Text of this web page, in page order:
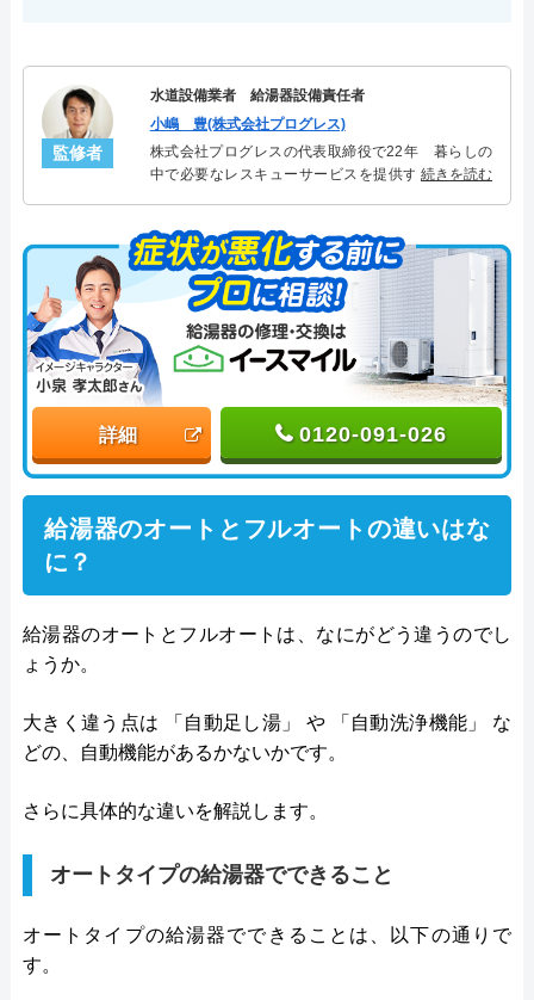
監修者
水道設備業者 給湯器設備責任者
小嶋 豊(株式会社プログレス)
株式会社プログレスの代表取締役で22年 暮らしの
中で必要なレスキューサービスを提供する株式会社
決。多くのお客様に信頼される「給湯器」のスペシ
ャリスト。
続きを読む
詳細 0120-091-026
給湯器のオートとフルオートの違いはな
に？
給湯器のオートとフルオートは、なにがどう違うのでし
ょうか。
大きく違う点は 「自動足し湯」 や 「自動洗浄機能」 な
どの、自動機能があるかないかです。
さらに具体的な違いを解説します。
オートタイプの給湯器でできること
オートタイプの給湯器でできることは、以下の通りで
す。